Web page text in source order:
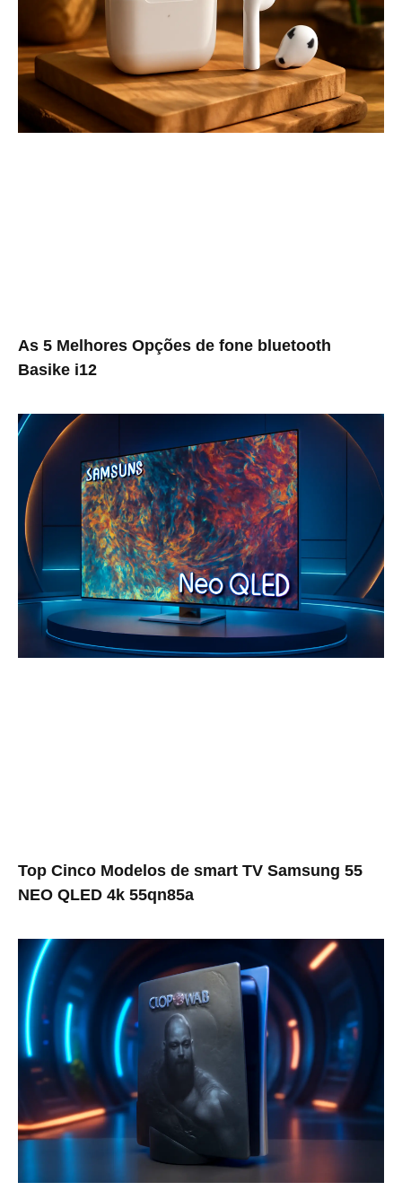
As 5 Melhores Opções de fone bluetooth
Basike i12
Top Cinco Modelos de smart TV Samsung 55
NEO QLED 4k 55qn85a